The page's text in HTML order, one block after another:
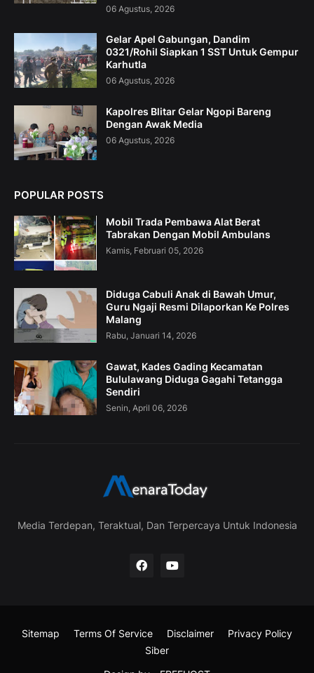
06 Agustus, 2026
Gelar Apel Gabungan, Dandim
0321/Rohil Siapkan 1 SST Untuk Gempur
Karhutla
06 Agustus, 2026
Kapolres Blitar Gelar Ngopi Bareng
Dengan Awak Media
06 Agustus, 2026
POPULAR POSTS
Mobil Trada Pembawa Alat Berat
Tabrakan Dengan Mobil Ambulans
Kamis, Februari 05, 2026
Diduga Cabuli Anak di Bawah Umur,
Guru Ngaji Resmi Dilaporkan Ke Polres
Malang
Rabu, Januari 14, 2026
Gawat, Kades Gading Kecamatan
Bululawang Diduga Gagahi Tetangga
Sendiri
Senin, April 06, 2026
Media Terdepan, Teraktual, Dan Terpercaya Untuk Indonesia
Sitemap Terms Of Service Disclaimer
Privacy Policy
Siber